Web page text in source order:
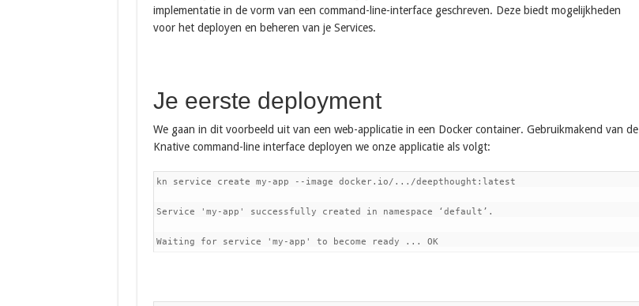
implementatie in de vorm van een command-line-interface geschreven. Deze biedt mogelijkheden
voor het deployen en beheren van je Services.
Je eerste deployment
We gaan in dit voorbeeld uit van een web-applicatie in een Docker container. Gebruikmakend van de
Knative command-line interface deployen we onze applicatie als volgt:
kn service create my-app --image docker.io/.../deepthought:latest
Service 'my-app' successfully created in namespace ‘default’.
Waiting for service 'my-app' to become ready ... OK